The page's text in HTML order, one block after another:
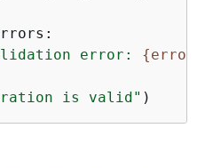
error: {error}
is valid" )